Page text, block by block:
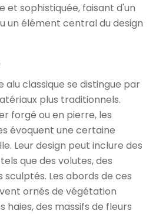
et sophistiquée, faisant d'un
un élément central du design
alu classique se distingue par
plus traditionnels.
forgé ou en pierre, les
évoquent une certaine
Leur design peut inclure des
que des volutes, des
Les abords de ces
ornés de végétation
haies, des massifs de fleurs